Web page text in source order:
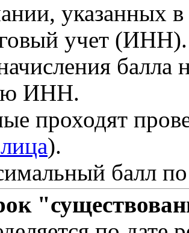
указанных в
учет (ИНН).
балла
ИНН.
проходят
).
балл